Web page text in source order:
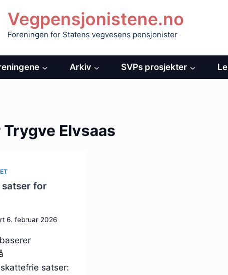
Vegpensjonistene.no
Foreningen for Statens vegvesens pensjonister
Arkiv SVPs prosjekter
Elvsaas
satser for
6. februar 2026
satser: